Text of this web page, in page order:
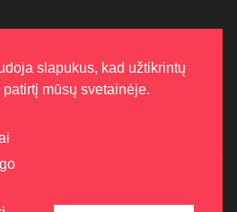
slapukus, kad užtikrintų
mūsų svetainėje.